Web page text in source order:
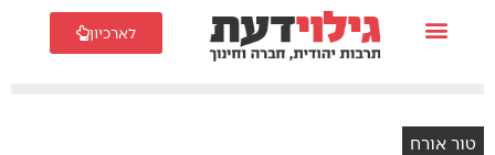
לארכיון
טור אורח